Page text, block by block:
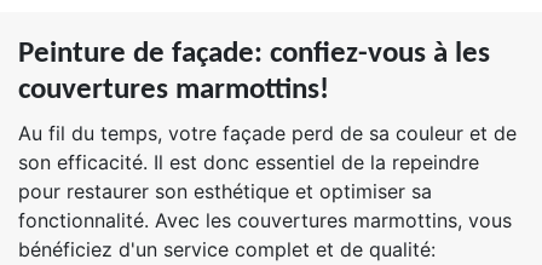
Peinture de façade: confiez-vous à les
couvertures marmottins!
Au fil du temps, votre façade perd de sa couleur et de
son efficacité. Il est donc essentiel de la repeindre
pour restaurer son esthétique et optimiser sa
fonctionnalité. Avec les couvertures marmottins, vous
bénéficiez d'un service complet et de qualité: